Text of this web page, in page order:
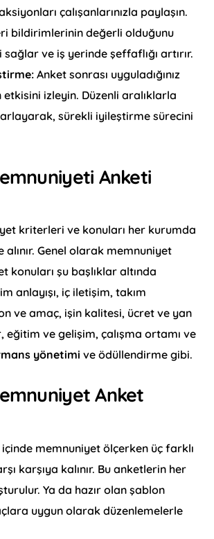
çalışanlarınızla paylaşın.
bildirimlerinin değerli olduğunu
ve iş yerinde şeffaflığı artırır.
Anket sonrası uyguladığınız
izleyin. Düzenli aralıklarla
sürekli iyileştirme sürecini
Anketi
kriterleri ve konuları her kurumda
alınır. Genel olarak memnuniyet
konuları şu başlıklar altında
anlayışı, iç iletişim, takım
ve amaç, işin kalitesi, ücret ve yan
eğitim ve gelişim, çalışma ortamı ve
yönetimi ve ödüllendirme gibi.
Anket
memnuniyet ölçerken üç farklı
karşıya kalınır. Bu anketlerin her
Ya da hazır olan şablon
uygun olarak düzenlemelerle